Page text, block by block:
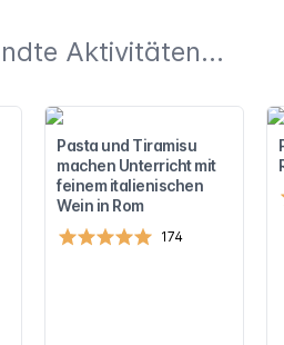
Aktivitäten...
Pasta und Tiramisu
machen Unterricht mit
feinem italienischen
Wein in Rom
174